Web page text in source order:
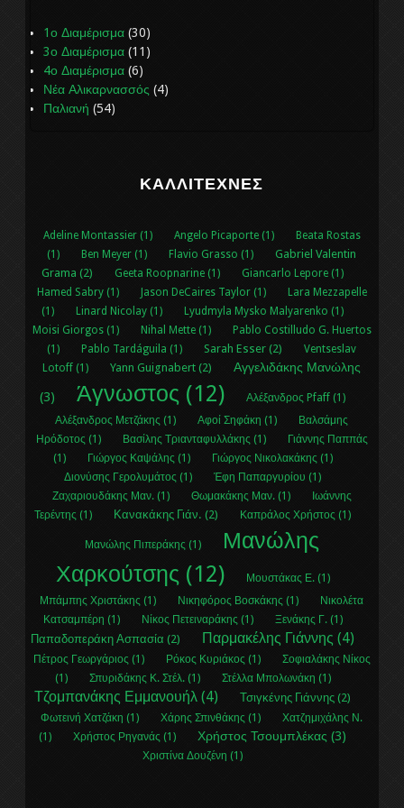
1ο Διαμέρισμα (30)
3ο Διαμέρισμα (11)
4ο Διαμέρισμα (6)
Νέα Αλικαρνασσός (4)
Παλιανή (54)
ΚΑΛΛΙΤΈΧΝΕΣ
Adeline Montassier (1) Angelo Picaporte (1)
Beata Rostas
(1)
Ben Meyer (1) Flavio Grasso (1)
Gabriel Valentin
Grama (2)
Geeta Roopnarine (1)
Giancarlo Lepore (1)
Hamed Sabry (1)
Jason DeCaires Taylor (1)
Lara Mezzapelle
(1)
Linard Nicolay (1)
Lyudmyla Mysko Malyarenko (1)
Moisi Giorgos (1)
Nihal Μette (1)
Pablo Costilludo G. Huertos
(1)
Pablo Tardáguila (1) Sarah Esser (2)
Ventseslav
Lotoff (1)
Yann Guignabert (2) Αγγελιδάκης Μανώλης
(3) Άγνωστος (12)
Αλέξανδρος Pfaff (1)
Αλέξανδρος Μετζάκης (1)
Αφοί Σηφάκη (1)
Βαλσάμης
Ηρόδοτος (1)
Βασίλης Τριανταφυλλάκης (1)
Γιάννης Παππάς
(1)
Γιώργος Καψάλης (1)
Γιώργος Νικολακάκης (1)
Διονύσης Γερολυμάτος (1)
Έφη Παπαργυρίου (1)
Ζαχαριουδάκης Μαν. (1)
Θωμακάκης Μαν. (1)
Ιωάννης
Τερέντης (1)
Κανακάκης Γιάν. (2) Καπράλος Χρήστος (1)
Μανώλης Πιπεράκης (1)
Μανώλης
Χαρκούτσης (12)
Μουστάκας Ε. (1)
Μπάμπης Χριστάκης (1)
Νικηφόρος Βοσκάκης (1)
Νικολέτα
Κατσαμπέρη (1)
Νίκος Πετειναράκης (1) Ξενάκης Γ. (1)
Παπαδοπεράκη Ασπασία (2) Παρμακέλης Γιάννης (4)
Πέτρος Γεωργάριος (1) Ρόκος Κυριάκος (1)
Σοφιαλάκης Νίκος
(1)
Σπυριδάκης Κ. Στέλ. (1) Στέλλα Μπολωνάκη (1)
Τζομπανάκης Εμμανουήλ (4) Τσιγκένης Γιάννης (2)
Φωτεινή Χατζάκη (1) Χάρης Σπινθάκης (1)
Χατζημιχάλης Ν.
(1)
Χρήστος Ρηγανάς (1) Χρήστος Τσουμπλέκας (3)
Χριστίνα Δουζένη (1)